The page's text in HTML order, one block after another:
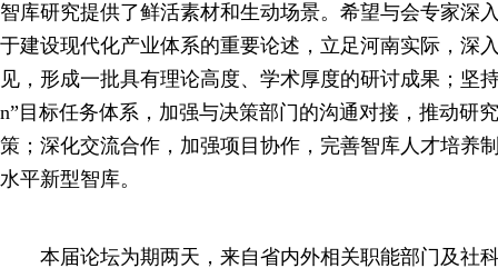
智库研究提供了鲜活素材和生动场景。希望与会专家深
于建设现代化产业体系的重要论述，立足河南实际，深
见，形成一批具有理论高度、学术厚度的研讨成果；坚
n”目标任务体系，加强与决策部门的沟通对接，推动研
策；深化交流合作，加强项目协作，完善智库人才培养
水平新型智库。
本届论坛为期两天，来自省内外相关职能部门及社科